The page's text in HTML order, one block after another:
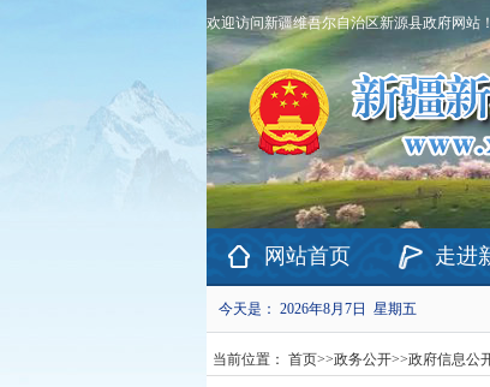
欢迎访问新疆维吾尔自治区新源县政府网站！
网站首页 走进
今天是： 2026年8月7日 星期五
当前位置： 首页>>政务公开>>政府信息公